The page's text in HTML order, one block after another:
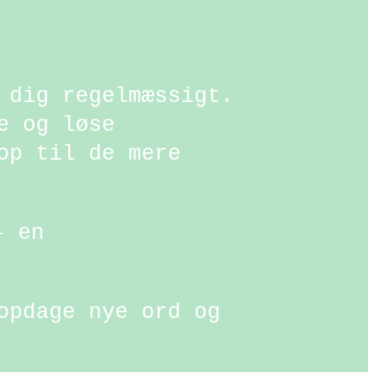
regelmæssigt.
og løse
til de mere
en
nye ord og